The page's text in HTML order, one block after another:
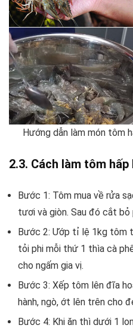
Hướng dẫn làm món tôm
2.3. Cách làm tôm
Bước 1: Tôm mua về rửa
tươi và giòn. Sau đó cắt bỏ
Bước 2: Ướp tỉ lệ 1kg tôm
tỏi phi mỗi thứ 1 thìa cà
cho ngấm gia vị.
Bước 3: Xếp tôm lên đĩa
hành, ngò, ớt lên trên cho
Bước 4: Khi ăn thì dưới 1